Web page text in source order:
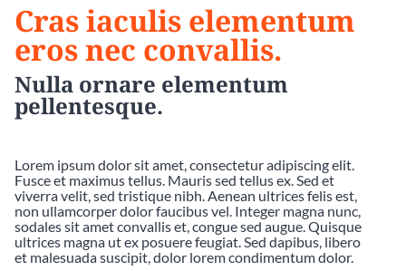
Cras iaculis elementum
eros nec convallis.
Nulla ornare elementum
pellentesque.
Lorem ipsum dolor sit amet, consectetur adipiscing elit.
Fusce et maximus tellus. Mauris sed tellus ex. Sed et
viverra velit, sed tristique nibh. Aenean ultrices felis est,
non ullamcorper dolor faucibus vel. Integer magna nunc,
sodales sit amet convallis et, congue sed augue. Quisque
ultrices magna ut ex posuere feugiat. Sed dapibus, libero
et malesuada suscipit, dolor lorem condimentum dolor.